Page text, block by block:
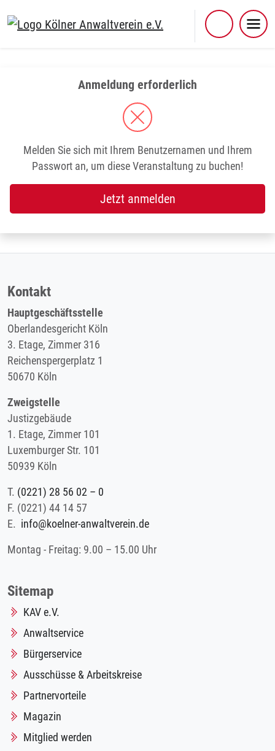
Anmeldung erforderlich
Melden Sie sich mit Ihrem Benutzernamen und Ihrem
Passwort an, um diese Veranstaltung zu buchen!
Jetzt anmelden
Kontakt
Hauptgeschäftsstelle
Oberlandesgericht Köln
3. Etage, Zimmer 316
Reichenspergerplatz 1
50670 Köln
Zweigstelle
Justizgebäude
1. Etage, Zimmer 101
Luxemburger Str. 101
50939 Köln
T. (0221) 28 56 02 – 0
F. (0221) 44 14 57
E. info@koelner-anwaltverein.de
Montag - Freitag: 9.00 – 15.00 Uhr
Sitemap
KAV e.V.
Anwaltservice
Bürgerservice
Ausschüsse & Arbeitskreise
Partnervorteile
Magazin
Mitglied werden